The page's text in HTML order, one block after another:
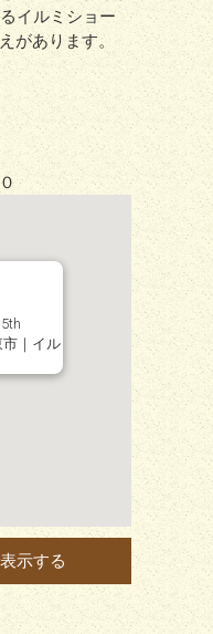
イルミショー
があります。
｜イル
示する